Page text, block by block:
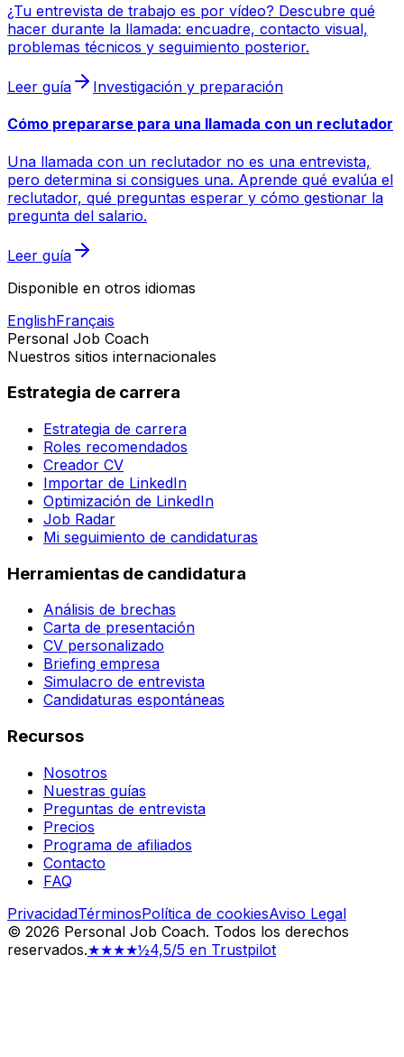
¿Tu entrevista de trabajo es por vídeo? Descubre qué
hacer durante la llamada: encuadre, contacto visual,
problemas técnicos y seguimiento posterior.
Leer guía Investigación y preparación
Cómo prepararse para una llamada con un reclutador
Una llamada con un reclutador no es una entrevista,
pero determina si consigues una. Aprende qué evalúa el
reclutador, qué preguntas esperar y cómo gestionar la
pregunta del salario.
Leer guía
Disponible en otros idiomas
EnglishFrançais
Personal Job Coach
Nuestros sitios internacionales
Estrategia de carrera
Estrategia de carrera
Roles recomendados
Creador CV
Importar de LinkedIn
Optimización de LinkedIn
Job Radar
Mi seguimiento de candidaturas
Herramientas de candidatura
Análisis de brechas
Carta de presentación
CV personalizado
Briefing empresa
Simulacro de entrevista
Candidaturas espontáneas
Recursos
Nosotros
Nuestras guías
Preguntas de entrevista
Precios
Programa de afiliados
Contacto
FAQ
PrivacidadTérminosPolítica de cookiesAviso Legal
© 2026 Personal Job Coach. Todos los derechos
reservados.★★★★½4,5/5 en Trustpilot